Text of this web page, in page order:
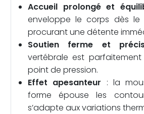
Accueil prolongé et
enveloppe le corps dès le
procurant une détente
Soutien ferme et
vertébrale est parfaitement
point de pression.
Effet apesanteur : la
forme épouse les
s’adapte aux variations